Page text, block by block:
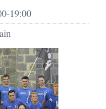
19:00